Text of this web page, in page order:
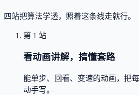
四站把算法学透，照着这条线走就行。
第 1 站
看动画讲解，搞懂套路
能单步、回看、变速的动画，把
动手写。